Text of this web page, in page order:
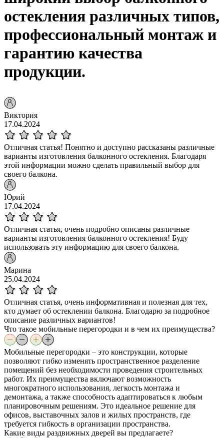
остекления различных типов,
профессиональный монтаж и
гарантию качества
продукции.
Виктория
17.04.2024
Отличная статья! Понятно и доступно рассказаны различные
варианты изготовления балконного остекления. Благодаря
этой информации можно сделать правильный выбор для
своего балкона.
Юрий
17.04.2024
Отличная статья, очень подробно описаны различные
варианты изготовления балконного остекления! Буду
использовать эту информацию для своего балкона.
Марина
25.04.2024
Отличная статья, очень информативная и полезная для тех,
кто думает об остеклении балкона. Благодарю за подробное
описание различных вариантов!
Что такое мобильные перегородки и в чем их преимущества?
Мобильные перегородки – это конструкции, которые
позволяют гибко изменять пространственное разделение
помещений без необходимости проведения строительных
работ. Их преимущества включают возможность
многократного использования, легкость монтажа и
демонтажа, а также способность адаптироваться к любым
планировочным решениям. Это идеальное решение для
офисов, выставочных залов и жилых пространств, где
требуется гибкость в организации пространства.
Какие виды раздвижных дверей вы предлагаете?